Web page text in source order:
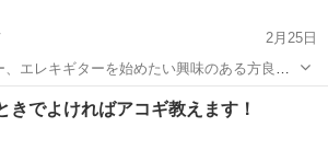
2月25日
エレキギターを始めたい興味のある方良け
ドの成り立ち、アドリブの弾き方、機材選
頂きます。 １時間600円～、初心者の方、興
ー エレキギター
きでよければアコギ教えます！